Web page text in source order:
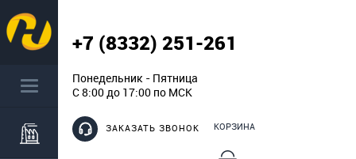
+7 (8332) 251-261
Понедельник - Пятница
С 8:00 до 17:00 по МСК
ЗАКАЗАТЬ ЗВОНОК КОРЗИНА